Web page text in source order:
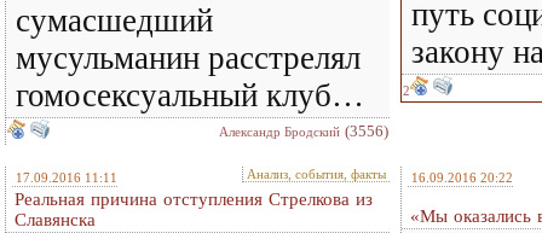
сумасшедший
мусульманин расстрелял
гомосексуальный клуб…
Александр Бродский (3556)
путь
закону
2
17.09.2016 11:11 Анализ, события, факты
Реальная причина отступления Стрелкова из
Славянска
16.09.2016 20:22
«Мы оказались